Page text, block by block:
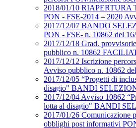
2018/01/10 RIAPERTURA
PON - FSE-2014 – 2020
2017/12/07 BANDO
PON - FSE- n. 10862 del
2017/12/18 Grad.
pubblico n. 10862
2017/12/12 Iscrizione
Avviso pubblico n. 10862
2017/12/05 “Progetti di
disagio" BANDI
2017/12/04 Avviso 10862
lotta al disagio" BANDI
2017/01/26 Comunicazione
obblighi post informativi